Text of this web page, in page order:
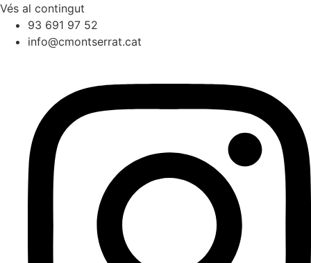
Vés al contingut
93 691 97 52
info@cmontserrat.cat